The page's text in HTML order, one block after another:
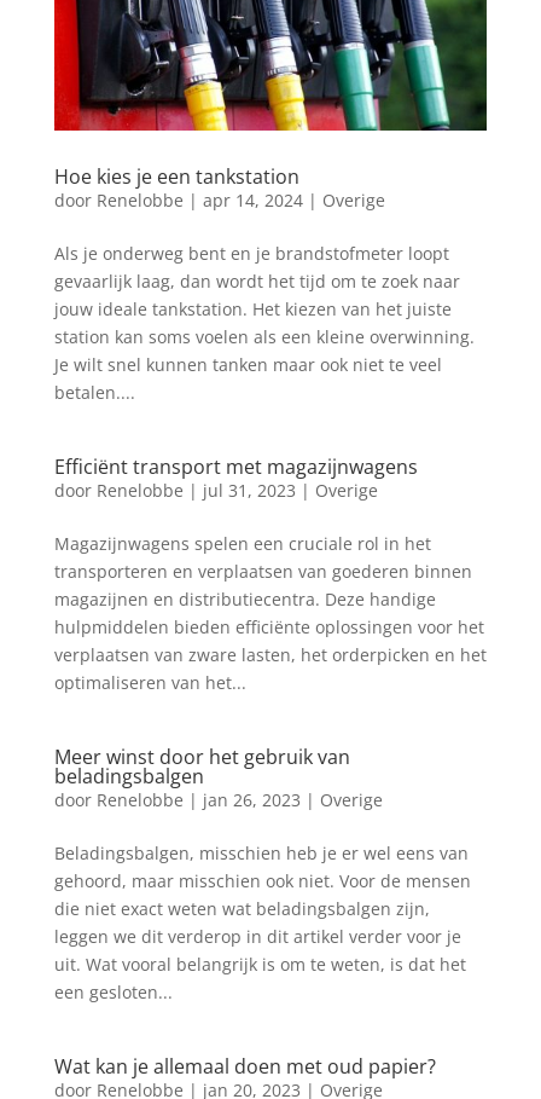
Hoe kies je een tankstation
door Renelobbe | apr 14, 2024| Overige
Als je onderweg bent en je brandstofmeter loopt
gevaarlijk laag, dan wordt het tijd om te zoek naar
jouw ideale tankstation. Het kiezen van het juiste
station kan soms voelen als een kleine overwinning.
Je wilt snel kunnen tanken maar ook niet te veel
betalen....
Efficiënt transport met magazijnwagens
door Renelobbe | jul 31, 2023 | Overige
Magazijnwagens spelen een cruciale rol in het
transporteren en verplaatsen van goederen binnen
magazijnen en distributiecentra. Deze handige
hulpmiddelen bieden efficiënte oplossingen voor het
verplaatsen van zware lasten, het orderpicken en het
optimaliseren van het...
Meer winst door het gebruik van
beladingsbalgen
door Renelobbe | jan 26, 2023 | Overige
Beladingsbalgen, misschien heb je er wel eens van
gehoord, maar misschien ook niet. Voor de mensen
die niet exact weten wat beladingsbalgen zijn,
leggen we dit verderop in dit artikel verder voor je
uit. Wat vooral belangrijk is om te weten, is dat het
een gesloten...
Wat kan je allemaal doen met oud papier?
door Renelobbe | jan 20, 2023 | Overige